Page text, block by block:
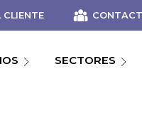
SECTORES
CLIENTE